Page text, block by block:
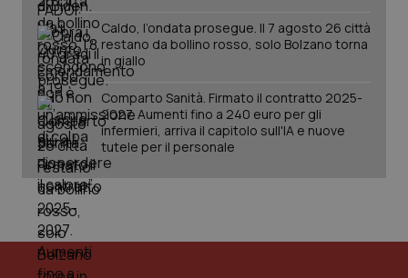
Caldo, l’ondata prosegue. Il 7 agosto 26 città
restano da bollino rosso, solo Bolzano torna
in giallo
Comparto Sanità. Firmato il contratto 2025-
2027. Aumenti fino a 240 euro per gli
infermieri, arriva il capitolo sull'IA e nuove
tutele per il personale
PHPSESSID
www.quotidianosanita.it